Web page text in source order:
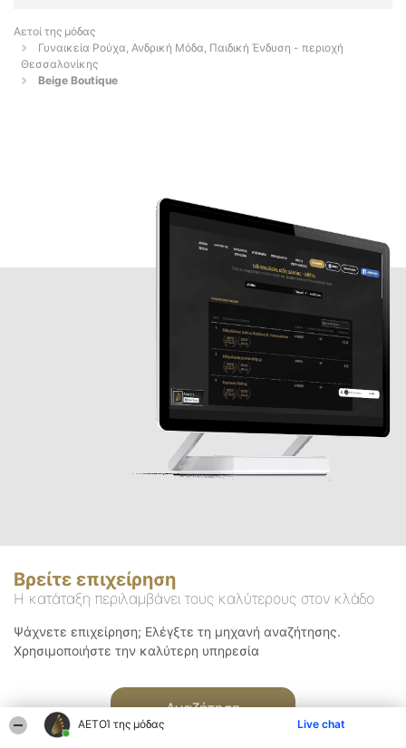
ΑΕΤΟΊ της μόδας Live chat
Αετοί της μόδας
Γυναικεία Ρούχα, Ανδρική Μόδα, Παιδική Ένδυση - περιοχή
Θεσσαλονίκης
Beige Boutique
Βρείτε επιχείρηση
Η κατάταξη περιλαμβάνει τους καλύτερους στον κλάδο
Ψάχνετε επιχείρηση; Ελέγξτε τη μηχανή αναζήτησης.
Χρησιμοποιήστε την καλύτερη υπηρεσία
Αναζήτηση